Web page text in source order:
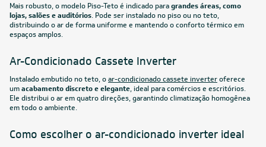
Mais robusto, o modelo Piso-Teto é indicado paragrandes áreas, como
lojas, salões e auditórios. Pode ser instalado no piso ou no teto,
distribuindo o ar de forma uniforme e mantendo o conforto térmico em
espaços amplos.
Ar-Condicionado Cassete Inverter
Instalado embutido no teto, oar-condicionado cassete inverteroferece
umacabamento discreto e elegante, ideal para comércios e escritórios.
Ele distribui o ar em quatro direções, garantindo climatização homogênea
em todo o ambiente.
Como escolher o ar-condicionado inverter ideal